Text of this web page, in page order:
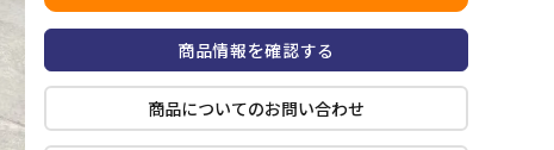
商品情報を確認する
商品についてのお問い合わせ